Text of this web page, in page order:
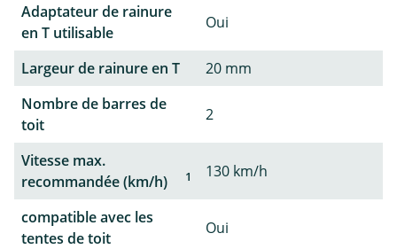
Adaptateur de rainure
en T utilisable
Oui
Largeur de rainure en T
20 mm
Nombre de barres de
toit
2
Vitesse max.
recommandée (km/h)
1 130 km/h
compatible avec les
tentes de toit
Oui